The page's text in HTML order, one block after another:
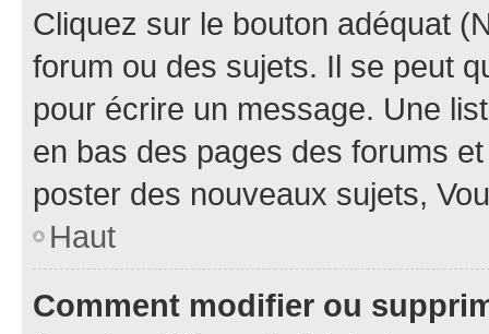
Cliquez sur le bouton adéquat
forum ou des sujets. Il se peut
pour écrire un message. Une
en bas des pages des forums
poster des nouveaux sujets,
Haut
Comment modifier ou